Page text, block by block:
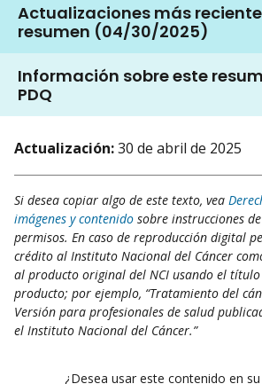
Actualizaciones más
resumen (04/30/2025)
Información sobre este
PDQ
Actualización:30 de abril de 2025
Si desea copiar algo de este texto, vea
imágenes y contenido sobre instrucciones
permisos. En caso de reproducción digital
crédito al Instituto Nacional del Cáncer
al producto original del NCI usando el
producto; por ejemplo, “Tratamiento del
Versión para profesionales de salud
el Instituto Nacional del Cáncer.”
¿Desea usar este contenido en